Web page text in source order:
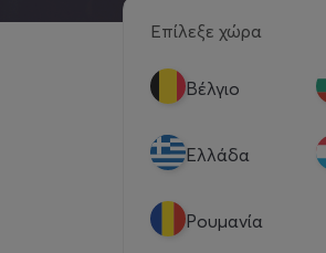
Επίλεξε χώρα
Βέλγιο
Eλλάδα
Ρουμανία